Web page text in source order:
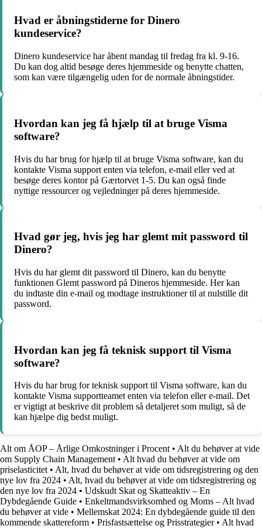
Hvad er åbningstiderne for Dinero
kundeservice?
Dinero kundeservice har åbent mandag til fredag fra kl. 9-16.
Du kan dog altid besøge deres hjemmeside og benytte chatten,
som kan være tilgængelig uden for de normale åbningstider.
Hvordan kan jeg få hjælp til at bruge Visma
software?
Hvis du har brug for hjælp til at bruge Visma software, kan du
kontakte Visma support enten via telefon, e-mail eller ved at
besøge deres kontor på Gærtorvet 1-5. Du kan også finde
nyttige ressourcer og vejledninger på deres hjemmeside.
Hvad gør jeg, hvis jeg har glemt mit password til
Dinero?
Hvis du har glemt dit password til Dinero, kan du benytte
funktionen Glemt password på Dineros hjemmeside. Her kan
du indtaste din e-mail og modtage instruktioner til at nulstille dit
password.
Hvordan kan jeg få teknisk support til Visma
software?
Hvis du har brug for teknisk support til Visma software, kan du
kontakte Visma supportteamet enten via telefon eller e-mail. Det
er vigtigt at beskrive dit problem så detaljeret som muligt, så de
kan hjælpe dig bedst muligt.
Alt om ÅOP – Årlige Omkostninger i Procent • Alt du behøver at vide
om Supply Chain Management • Alt hvad du behøver at vide om
priselasticitet • Alt, hvad du behøver at vide om tidsregistrering og den
nye lov fra 2024 • Alt, hvad du behøver at vide om tidsregistrering og
den nye lov fra 2024 • Udskudt Skat og Skatteaktiv – En
Dybdegående Guide • Enkeltmandsvirksomhed og Moms – Alt hvad
du behøver at vide • Mellemskat 2024: En dybdegående guide til den
kommende skattereform • Prisfastsættelse og Prisstrategier• Alt hvad